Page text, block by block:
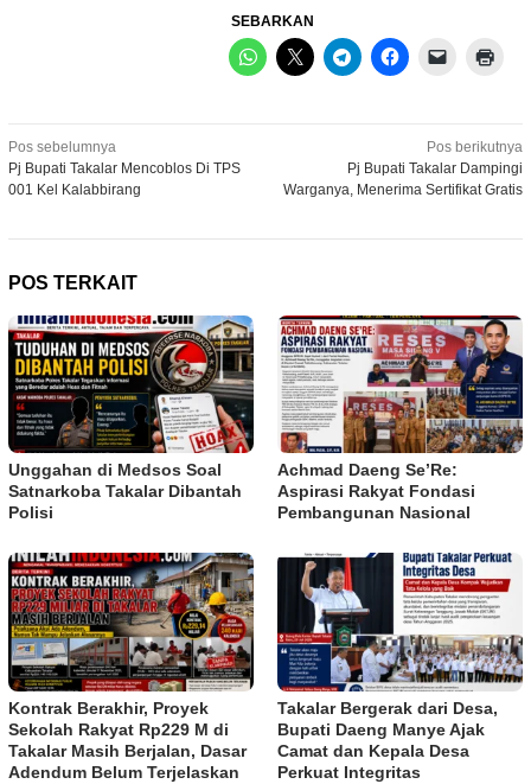
SEBARKAN
Navigasi
pos
Pos sebelumnya
Pj Bupati Takalar Mencoblos Di TPS
001 Kel Kalabbirang
Pos berikutnya
Pj Bupati Takalar Dampingi
Warganya, Menerima Sertifikat Gratis
POS TERKAIT
Unggahan di Medsos Soal
Satnarkoba Takalar Dibantah
Polisi
Achmad Daeng Se’Re:
Aspirasi Rakyat Fondasi
Pembangunan Nasional
Kontrak Berakhir, Proyek
Sekolah Rakyat Rp229 M di
Takalar Masih Berjalan, Dasar
Adendum Belum Terjelaskan
Takalar Bergerak dari Desa,
Bupati Daeng Manye Ajak
Camat dan Kepala Desa
Perkuat Integritas